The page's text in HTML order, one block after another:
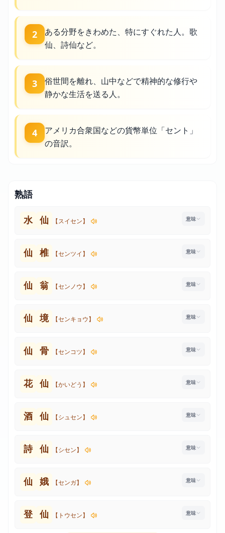
2
ある分野をきわめた、特にすぐれた人。歌
仙、詩仙など。
3
俗世間を離れ、山中などで精神的な修行や
静かな生活を送る人。
4
アメリカ合衆国などの貨幣単位「セント」
の音訳。
熟語
水 仙 【スイセン】
仙 椎 【センツイ】
仙 翁 【センノウ】
仙 境 【センキョウ】
仙 骨 【センコツ】
花 仙 【かいどう】
酒 仙 【シュセン】
詩 仙 【シセン】
仙 娥 【センガ】
登 仙 【トウセン】